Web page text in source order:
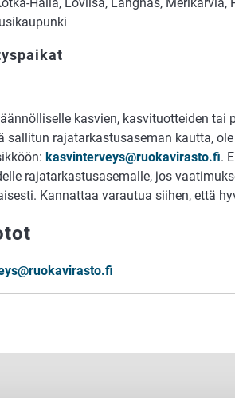
kasvien, kasvituotteiden tai
sallitun rajatarkastusaseman kautta,
kasvinterveys@ruokavirasto.fi.
rajatarkastusasemalle, jos
Kannattaa varautua siihen, että